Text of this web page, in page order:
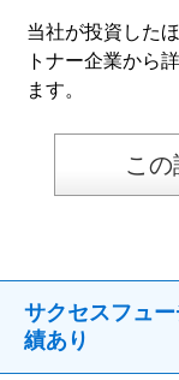
当社が投資した
トナー企業から
ます。
こ
サクセスフュ
績あり